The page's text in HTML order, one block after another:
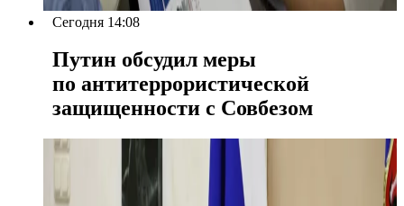
Сегодня 14:08
Путин обсудил меры
по антитеррористической
защищенности с Совбезом